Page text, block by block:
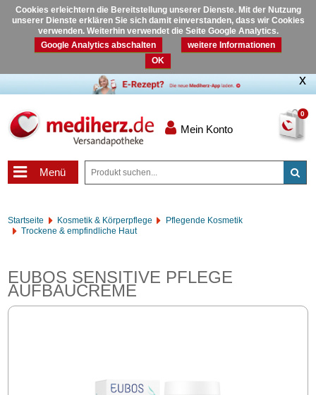
Cookies erleichtern die Bereitstellung unserer Dienste. Mit der Nutzung
unserer Dienste erklären Sie sich damit einverstanden, dass wir Cookies
verwenden. Weiterhin verwendet die Seite Google Analytics.
Google Analytics abschalten
weitere Informationen
OK
0
Mein Konto
Menü
Startseite Kosmetik & Körperpflege
Pflegende Kosmetik
Trockene & empfindliche Haut
EUBOS SENSITIVE PFLEGE
AUFBAUCREME